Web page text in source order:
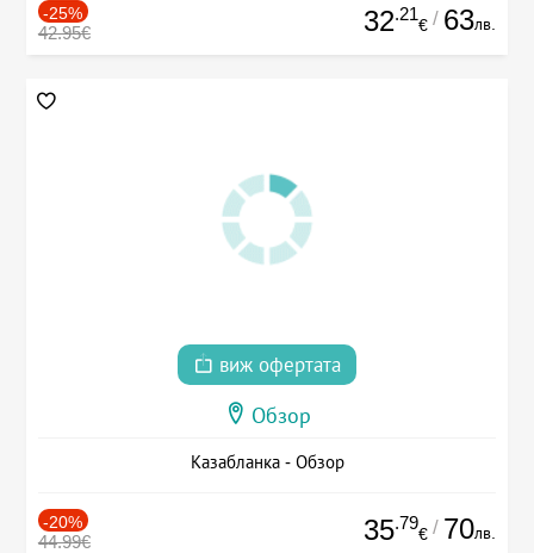
-25%
42.95€ 32.21
€ / 63лв.
виж офертата
Обзор
Казабланка - Обзор
-20%
44.99€ 35.79
€ / 70лв.